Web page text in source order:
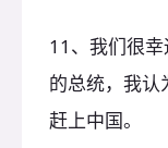
11、我们很
的总统，我认
赶上中国。